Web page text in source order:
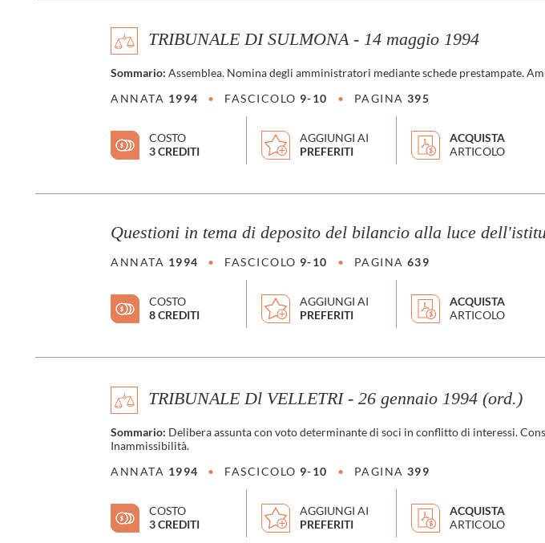
TRIBUNALE DI SULMONA - 14 maggio 1994
Sommario: Assemblea. Nomina degli amministratori mediante schede prestampate.
ANNATA 1994 • FASCICOLO 9-10 • PAGINA395
COSTO
3 CREDITI
AGGIUNGI AI
PREFERITI
ACQUISTA
ARTICOLO
Questioni in tema di deposito del bilancio alla luce
ANNATA 1994 • FASCICOLO 9-10 • PAGINA639
COSTO
8 CREDITI
AGGIUNGI AI
PREFERITI
ACQUISTA
ARTICOLO
TRIBUNALE Dl VELLETRI - 26 gennaio 1994 (ord.)
Sommario: Delibera assunta con voto determinante di soci in conflitto di interessi.
Inammissibilità.
ANNATA 1994 • FASCICOLO 9-10 • PAGINA399
COSTO
3 CREDITI
AGGIUNGI AI
PREFERITI
ACQUISTA
ARTICOLO